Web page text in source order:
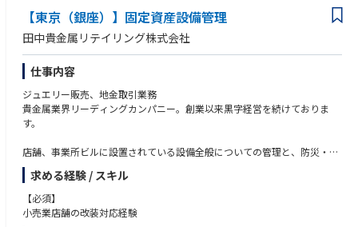
- Escalate structural, safety, quality, permit, inspection or milestone risks i
mmediately with facts, options, recommendation and required decision
date.
- Drive actions to closure with contractors; do not allow repeated defect
s, poor housekeeping, incomplete documentation or unresolved interfac
e issues to drift.
〇Key Performance Indicators - initial project targets
Targets are to be reviewed after the first 90 days and calibrated to the ap
proved project baseline, contract requirements, and actual site risk profil
- Daily civil/building report issued on time for >=95% of working days, w
ith measurable progress, photos, constraints and action owners.
- 100% of critical hold points verified for readiness before formal inspecti
on or pour/release request.
- >=90% first-pass acceptance for inspections supported by the role.
【東京（銀座）】固定資産設備管理
田中貴金属リテイリング株式会社
仕事内容
ジュエリー販売、地金取引業務
貴金属業界リーディングカンパニー。創業以来黒字経営を続けておりま
す。
店舗、事業所ビルに設置されている設備全般についての管理と、防災・防
火管理、改装等の施工管理、ネットワーク機器についてのインフラ整備を
含めた業務。
求める経験 / スキル
【必須】
小売業店舗の改装対応経験